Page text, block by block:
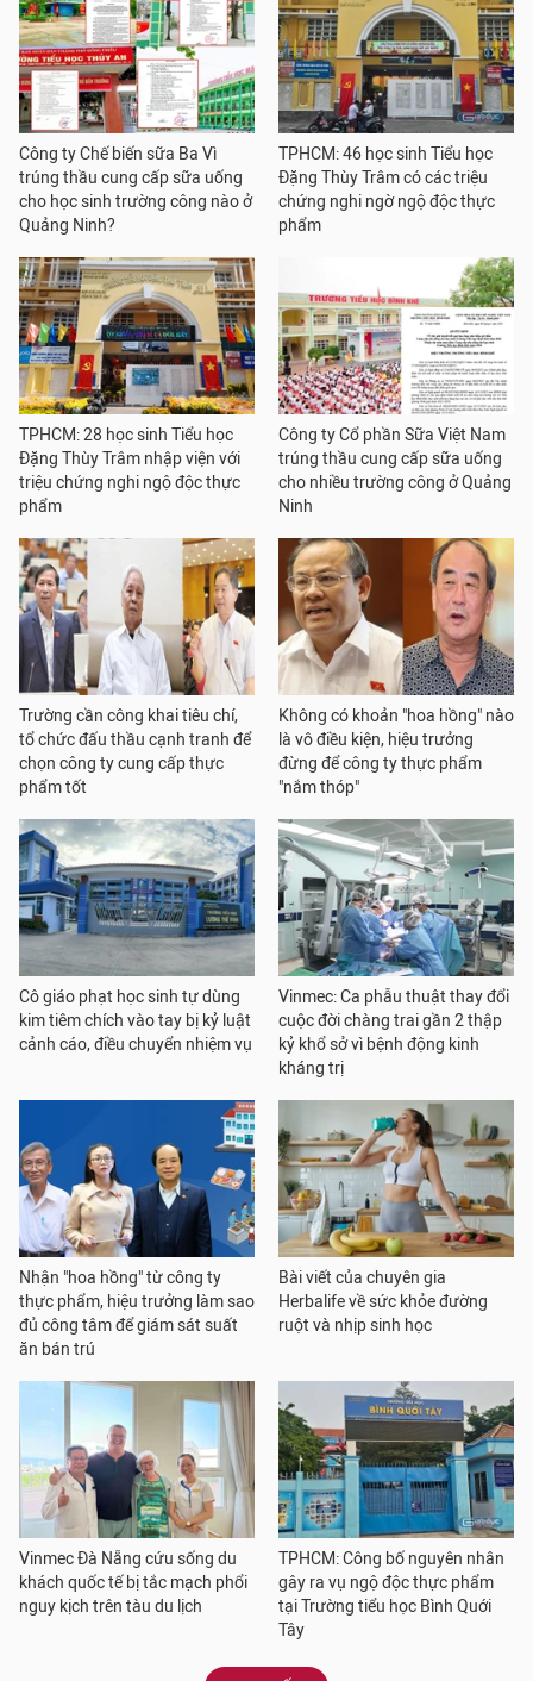
Công ty Chế biến sữa Ba Vì
trúng thầu cung cấp sữa uống
cho học sinh trường công nào ở
Quảng Ninh?
TPHCM: 46 học sinh Tiểu học
Đặng Thùy Trâm có các triệu
chứng nghi ngờ ngộ độc thực
phẩm
TPHCM: 28 học sinh Tiểu học
Đặng Thùy Trâm nhập viện với
triệu chứng nghi ngộ độc thực
phẩm
Công ty Cổ phần Sữa Việt Nam
trúng thầu cung cấp sữa uống
cho nhiều trường công ở Quảng
Ninh
Trường cần công khai tiêu chí,
tổ chức đấu thầu cạnh tranh để
chọn công ty cung cấp thực
phẩm tốt
Không có khoản "hoa hồng" nào
là vô điều kiện, hiệu trưởng
đừng để công ty thực phẩm
"nắm thóp"
Cô giáo phạt học sinh tự dùng
kim tiêm chích vào tay bị kỷ luật
cảnh cáo, điều chuyển nhiệm vụ
Vinmec: Ca phẫu thuật thay đổi
cuộc đời chàng trai gần 2 thập
kỷ khổ sở vì bệnh động kinh
kháng trị
Nhận "hoa hồng" từ công ty
thực phẩm, hiệu trưởng làm sao
đủ công tâm để giám sát suất
ăn bán trú
Bài viết của chuyên gia
Herbalife về sức khỏe đường
ruột và nhịp sinh học
Vinmec Đà Nẵng cứu sống du
khách quốc tế bị tắc mạch phổi
nguy kịch trên tàu du lịch
TPHCM: Công bố nguyên nhân
gây ra vụ ngộ độc thực phẩm
tại Trường tiểu học Bình Quới
Tây